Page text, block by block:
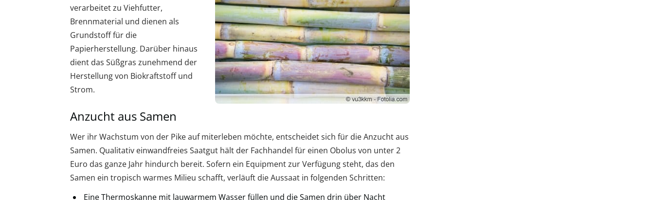
verarbeitet zu Viehfutter,
Brennmaterial und dienen als
Grundstoff für die
Papierherstellung. Darüber hinaus
dient das Süßgras zunehmend der
Herstellung von Biokraftstoff und
Strom.
Anzucht aus Samen
Wer ihr Wachstum von der Pike auf miterleben möchte, entscheidet sich für die Anzucht aus
Samen. Qualitativ einwandfreies Saatgut hält der Fachhandel für einen Obolus von unter 2
Euro das ganze Jahr hindurch bereit. Sofern ein Equipment zur Verfügung steht, das den
Samen ein tropisch warmes Milieu schafft, verläuft die Aussaat in folgenden Schritten:
Eine Thermoskanne mit lauwarmem Wasser füllen und die Samen drin über Nacht